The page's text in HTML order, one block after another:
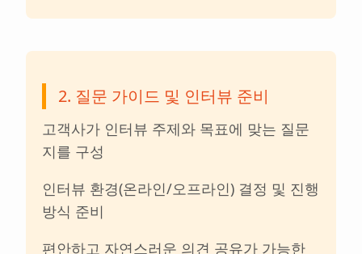
2. 질문 가이드 및 인터뷰 준비
고객사가 인터뷰 주제와 목표에 맞는 질문
지를 구성
인터뷰 환경(온라인/오프라인) 결정 및 진행
방식 준비
편안하고 자연스러운 의견 공유가 가능한